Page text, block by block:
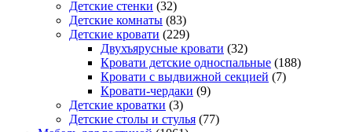
Детские стенки (32)
Детские комнаты (83)
Детские кровати (229)
Двухъярусные кровати (32)
Кровати детские односпальные (188)
Кровати с выдвижной секцией (7)
Кровати-чердаки (9)
Детские кроватки (3)
Детские столы и стулья (77)